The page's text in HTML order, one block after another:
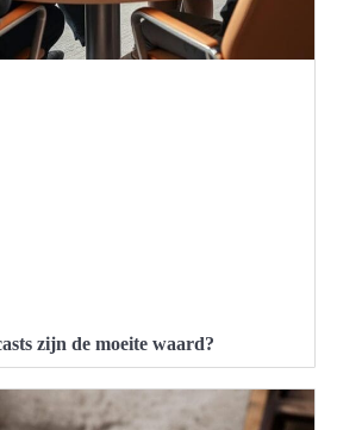
zijn de moeite waard?